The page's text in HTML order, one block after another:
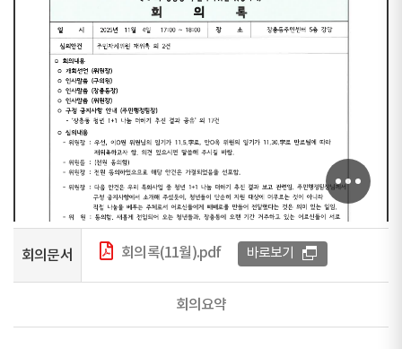
회의문서 회의록(11월).pdf 바로보기
회의요약